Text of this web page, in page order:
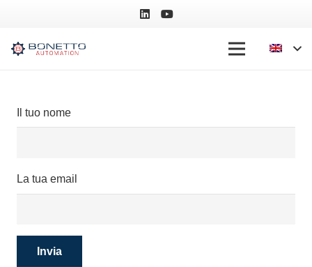
Il tuo nome
La tua email